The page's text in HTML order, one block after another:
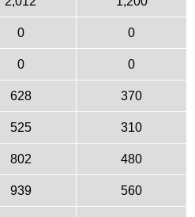
0 0
0 0
628 370
525 310
802 480
939 560